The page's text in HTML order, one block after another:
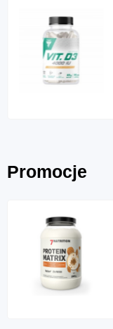
Promocje